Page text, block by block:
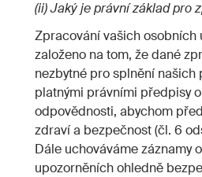
(ii) Jaký je právní základ pro
Zpracování vašich osobních
založeno na tom, že dané
nezbytné pro splnění našich
platnými právními předpisy
odpovědnosti, abychom
zdraví a bezpečnost (čl. 6
Dále uchováváme záznamy
upozorněních ohledně